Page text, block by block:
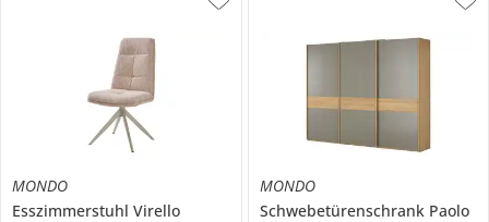
MONDO
Esszimmerstuhl Virello
MONDO
Schwebetürenschrank Paolo